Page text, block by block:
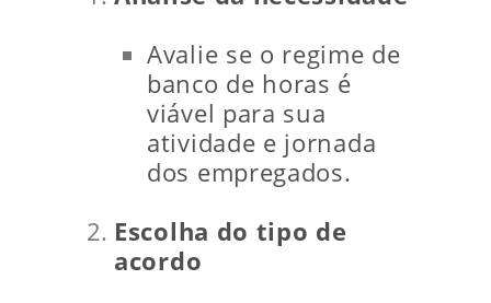
Avalie se o regime de
banco de horas é
viável para sua
atividade e jornada
dos empregados.
Escolha do tipo de
acordo